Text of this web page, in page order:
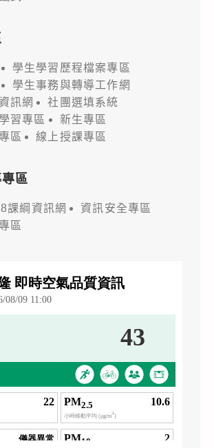
學生學習歷程檔案專區
學生事務與轉導工作網
訊網
社團選填系統
習專區
新生專區
區
線上授課專區
區
課綱資訊網
資訊安全專區
區